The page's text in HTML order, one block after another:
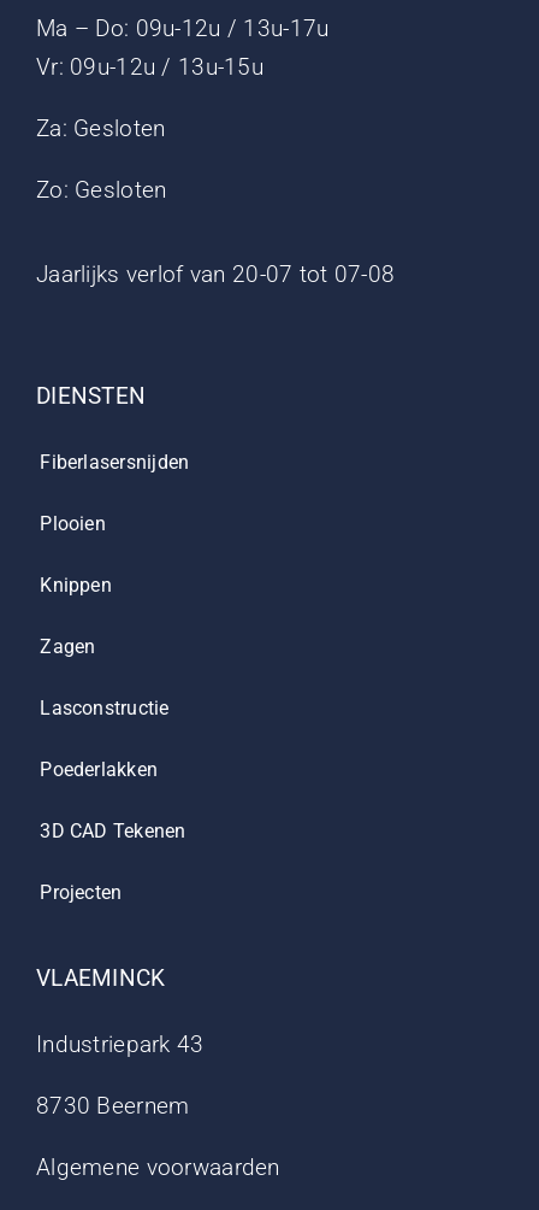
Ma – Do: 09u-12u / 13u-17u
Vr: 09u-12u / 13u-15u
Za: Gesloten
Zo: Gesloten
Jaarlijks verlof van 20-07 tot 07-08
DIENSTEN
Fiberlasersnijden
Plooien
Knippen
Zagen
Lasconstructie
Poederlakken
3D CAD Tekenen
Projecten
VLAEMINCK
Industriepark 43
8730 Beernem
Algemene voorwaarden